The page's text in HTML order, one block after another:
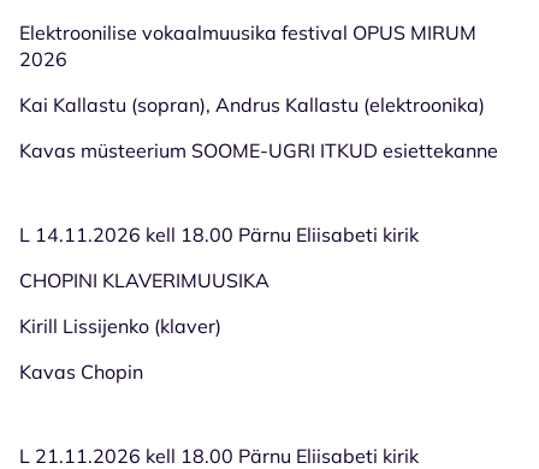
Elektroonilise vokaalmuusika festival OPUS MIRUM
2026
Kai Kallastu (sopran), Andrus Kallastu (elektroonika)
Kavas müsteerium SOOME-UGRI ITKUD esiettekanne
L 14.11.2026 kell 18.00 Pärnu Eliisabeti kirik
CHOPINI KLAVERIMUUSIKA
Kirill Lissijenko (klaver)
Kavas Chopin
L 21.11.2026 kell 18.00 Pärnu Eliisabeti kirik